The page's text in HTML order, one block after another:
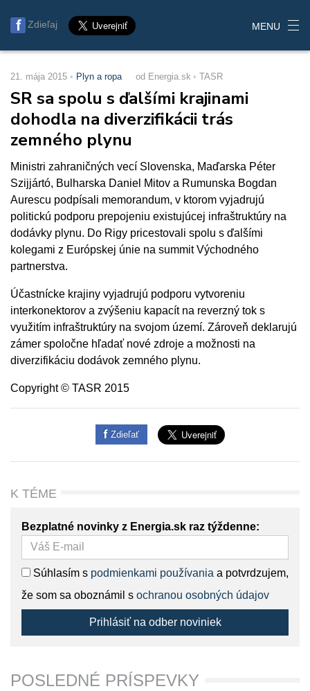
Zdieľaj MENU
21. mája 2015 Plyn a ropa od Energia.sk TASR
SR sa spolu s ďalšími krajinami
dohodla na diverzifikácii trás
zemného plynu
Ministri zahraničných vecí Slovenska, Maďarska Péter
Szijjártó, Bulharska Daniel Mitov a Rumunska Bogdan
Aurescu podpísali memorandum, v ktorom vyjadrujú
politickú podporu prepojeniu existujúcej infraštruktúry na
dodávky plynu. Do Rigy pricestovali spolu s ďalšími
kolegami z Európskej únie na summit Východného
partnerstva.
Účastnícke krajiny vyjadrujú podporu vytvoreniu
interkonektorov a zvýšeniu kapacít na reverzný tok s
využitím infraštruktúry na svojom území. Zároveň deklarujú
zámer spoločne hľadať nové zdroje a možnosti na
diverzifikáciu dodávok zemného plynu.
Copyright © TASR 2015
Zdieľať
K TÉME
Bezplatné novinky z Energia.sk raz týždenne:
Súhlasím s podmienkami používania a potvrdzujem,
že som sa oboznámil s ochranou osobných údajov
Prihlásiť na odber noviniek
POSLEDNÉ PRÍSPEVKY